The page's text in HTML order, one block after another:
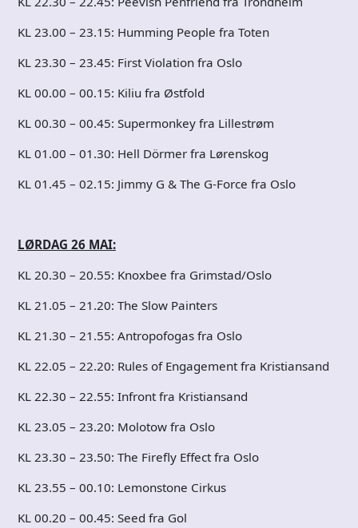
KL 23.00 – 23.15: Humming People fra Toten
KL 23.30 – 23.45: First Violation fra Oslo
KL 00.00 – 00.15: Kiliu fra Østfold
KL 00.30 – 00.45: Supermonkey fra Lillestrøm
KL 01.00 – 01.30: Hell Dörmer fra Lørenskog
KL 01.45 – 02.15: Jimmy G & The G-Force fra Oslo
LØRDAG 26 MAI:
KL 20.30 – 20.55: Knoxbee fra Grimstad/Oslo
KL 21.05 – 21.20: The Slow Painters
KL 21.30 – 21.55: Antropofogas fra Oslo
KL 22.05 – 22.20: Rules of Engagement fra Kristiansand
KL 22.30 – 22.55: Infront fra Kristiansand
KL 23.05 – 23.20: Molotow fra Oslo
KL 23.30 – 23.50: The Firefly Effect fra Oslo
KL 23.55 – 00.10: Lemonstone Cirkus
KL 00.20 – 00.45: Seed fra Gol